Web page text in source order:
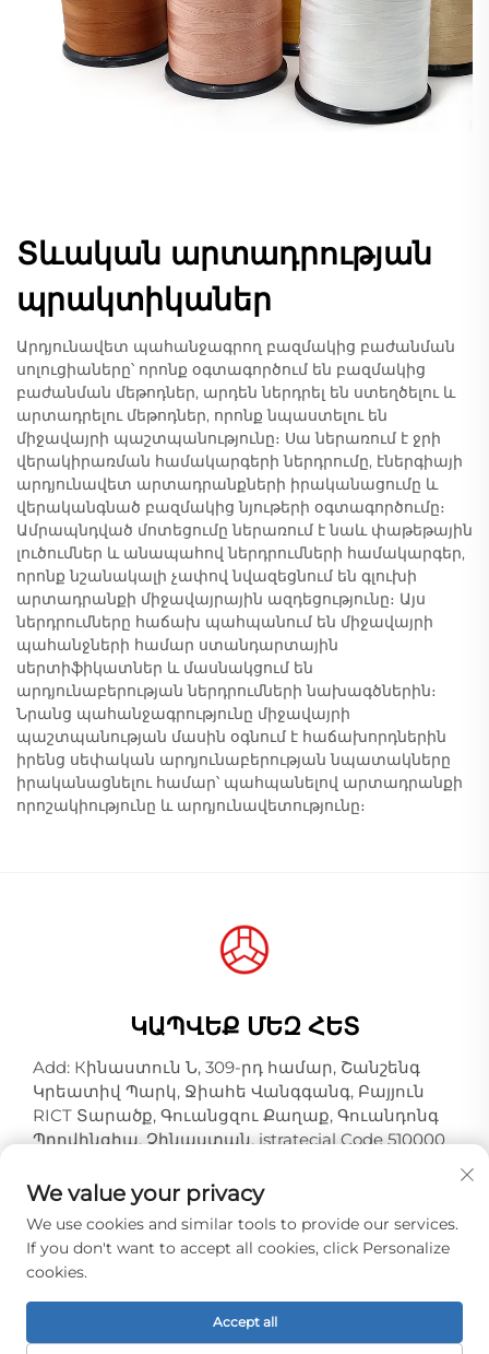
Տևական արտադրության
պրակտիկաներ
Արդյունավետ պահանջագրող բազմակից բաժանման
սոլուցիաները՝ որոնք օգտագործում են բազմակից
բաժանման մեթոդներ, արդեն ներդրել են ստեղծելու և
արտադրելու մեթոդներ, որոնք նպաստելու են
միջավայրի պաշտպանությունը։ Սա ներառում է ջրի
վերակիրառման համակարգերի ներդրումը, էներգիայի
արդյունավետ արտադրանքների իրականացումը և
վերականգնած բազմակից նյութերի օգտագործումը։
Ամրապնդված մոտեցումը ներառում է նաև փաթեթային
լուծումներ և անապահով ներդրումների համակարգեր,
որոնք նշանակալի չափով նվազեցնում են գլուխի
արտադրանքի միջավայրային ազդեցությունը։ Այս
ներդրումները հաճախ պահպանում են միջավայրի
պահանջների համար ստանդարտային
սերտիֆիկատներ և մասնակցում են
արդյունաբերության ներդրումների նախագծներին։
Նրանց պահանջագրությունը միջավայրի
պաշտպանության մասին օգնում է հաճախորդներին
իրենց սեփական արդյունաբերության նպատակները
իրականացնելու համար՝ պահպանելով արտադրանքի
որոշակիությունը և արդյունավետությունը։
ԿԱՊՎԵՔ ՄԵԶ ՀԵՏ
Add: Кինաստուն Ն, 309-րդ համար, Շանշենգ
Կրեատիվ Պարկ, Ջիահե Վանգգանգ, Բայյուն
RICT Տարածք, Գուանցզու Քաղաք, Գուանդոնգ
Պրովինցիա, Չինաստան, istratecial Code 510000
Էլ. փոստ:[email protected]
Հեղինակային իրավունքները © Գուանցզու
Հոնգքիո Սլութ Ինդաստրիալ Կո., Լտդ. Ամբողջ
իրավունքները պաշտպանված են. -
We value your privacy
We use cookies and similar tools to provide our services.
If you don't want to accept all cookies, click Personalize
cookies.
Accept all